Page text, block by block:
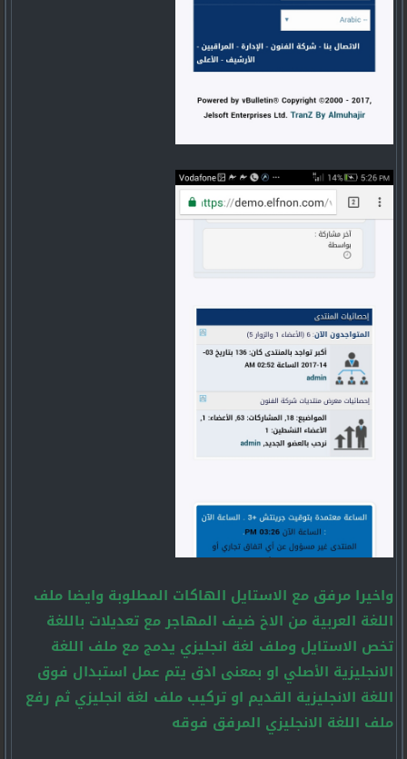
واخيرا مرفق مع الاستايل الهاكات المطلوبة وايضا ملف
اللغة العربية من الاخ ضيف المهاجر مع تعديلات باللغة
تخص الاستايل وملف لغة انجليزي يدمج مع ملف اللغة
الانجليزية الأصلي او بمعنى ادق يتم عمل استبدال فوق
اللغة الانجليزية القديم او تركيب ملف لغة انجليزي ثم رفع
ملف اللغة الانجليزي المرفق فوقه